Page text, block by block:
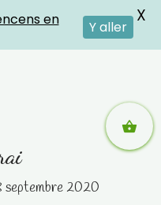
septembre 2020
en
Y aller
X